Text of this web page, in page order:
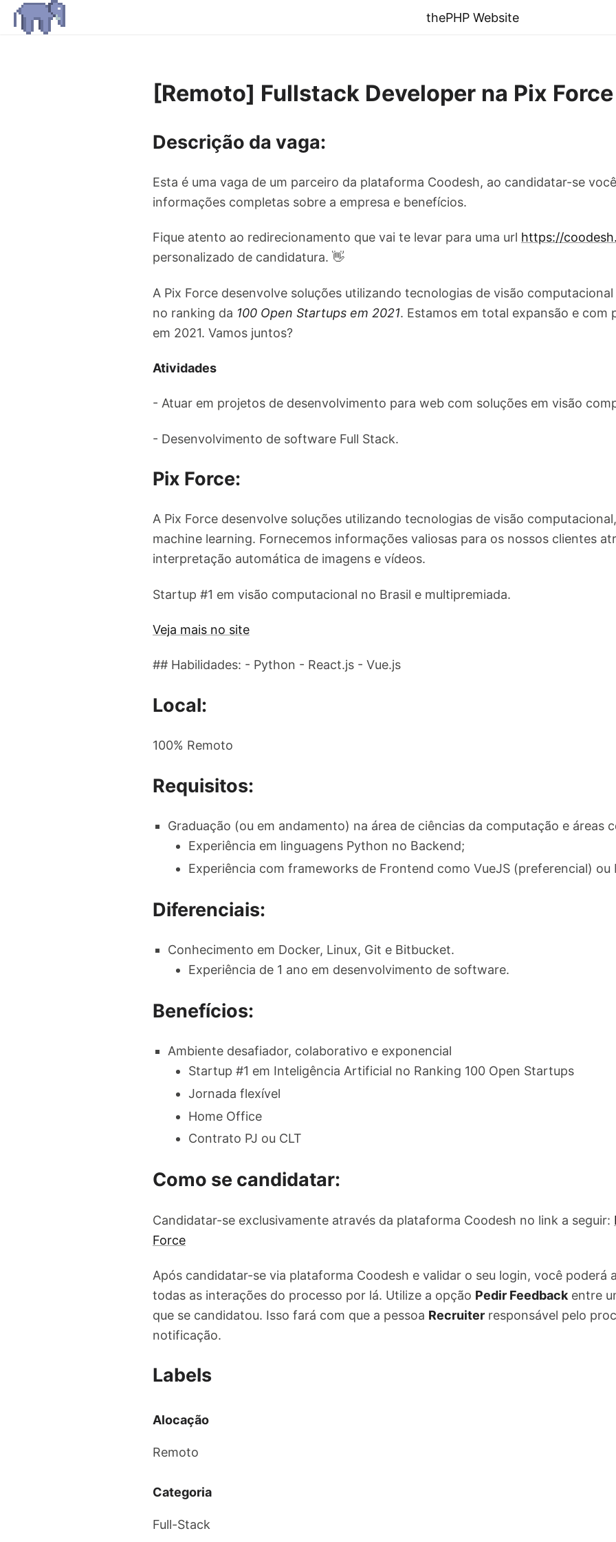
thePHP Website
[Remoto] Fullstack Developer na Pix Force
Descrição da vaga:
Esta é uma vaga de um parceiro da plataforma Coodesh, ao candidatar-se
informações completas sobre a empresa e benefícios.
Fique atento ao redirecionamento que vai te levar para uma url https://
personalizado de candidatura. 👋
A Pix Force desenvolve soluções utilizando tecnologias de visão
no ranking da 100 Open Startups em 2021. Estamos em total expansão e com
em 2021. Vamos juntos?
Atividades
- Atuar em projetos de desenvolvimento para web com soluções em visão
- Desenvolvimento de software Full Stack.
Pix Force:
A Pix Force desenvolve soluções utilizando tecnologias de visão
machine learning. Fornecemos informações valiosas para os nossos clientes
interpretação automática de imagens e vídeos.
Startup #1 em visão computacional no Brasil e multipremiada.
Veja mais no site
## Habilidades: - Python - React.js - Vue.js
Local:
100% Remoto
Requisitos:
Graduação (ou em andamento) na área de ciências da computação e áreas
Experiência em linguagens Python no Backend;
Experiência com frameworks de Frontend como VueJS (preferencial) ou
Diferenciais:
Conhecimento em Docker, Linux, Git e Bitbucket.
Experiência de 1 ano em desenvolvimento de software.
Benefícios:
Ambiente desafiador, colaborativo e exponencial
Startup #1 em Inteligência Artificial no Ranking 100 Open Startups
Jornada flexível
Home Office
Contrato PJ ou CLT
Como se candidatar:
Candidatar-se exclusivamente através da plataforma Coodesh no link a seguir:
Force
Após candidatar-se via plataforma Coodesh e validar o seu login, você poderá
todas as interações do processo por lá. Utilize a opção Pedir Feedback entre
que se candidatou. Isso fará com que a pessoa Recruiter responsável pelo
notificação.
Labels
Alocação
Remoto
Categoria
Full-Stack